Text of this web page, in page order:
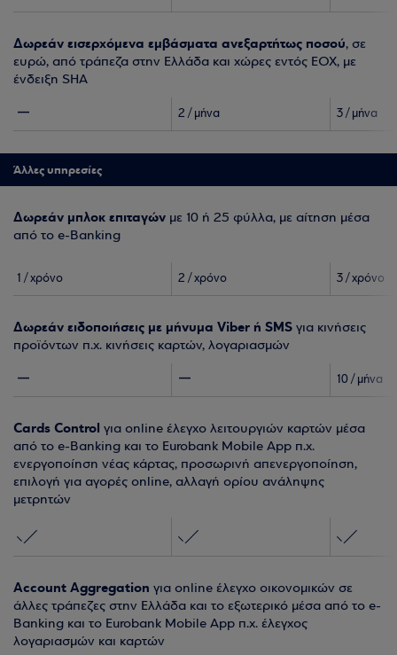
Δωρεάν εισερχόμενα εμβάσματα ανεξαρτήτως ποσού, σε
ευρώ, από τράπεζα στην Ελλάδα και χώρες εντός ΕΟΧ, με
ένδειξη SHA
2 / μήνα 3 / μήνα
Άλλες υπηρεσίες
Δωρεάν μπλοκ επιταγών με 10 ή 25 φύλλα, με αίτηση μέσα
από το e-Banking
1 / χρόνο 2 / χρόνο 3 / χρόνο
Δωρεάν ειδοποιήσεις με μήνυμα Viber ή SMS για κινήσεις
προϊόντων π.χ. κινήσεις καρτών, λογαριασμών
10 / μήνα
Cards Control για online έλεγχο λειτουργιών καρτών μέσα
από το e-Banking και το Eurobank Mobile App π.χ.
ενεργοποίηση νέας κάρτας, προσωρινή απενεργοποίηση,
επιλογή για αγορές online, αλλαγή ορίου ανάληψης
μετρητών
Account Aggregation για online έλεγχο οικονομικών σε
άλλες τράπεζες στην Ελλάδα και το εξωτερικό μέσα από το e-
Banking και το Eurobank Mobile App π.χ. έλεγχος
λογαριασμών και καρτών